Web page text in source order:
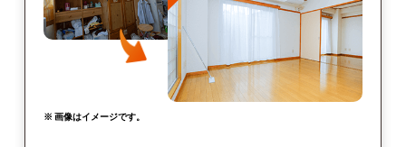
※ 画像はイメージです。